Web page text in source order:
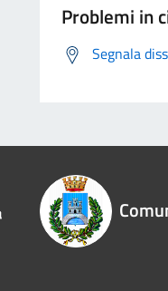
Problemi in
Segnala